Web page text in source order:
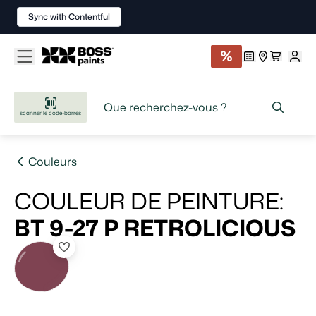
scanner le code-barres
Couleurs
COULEUR DE PEINTURE:
BT 9-27 P RETROLICIOUS
Sync with Contentful